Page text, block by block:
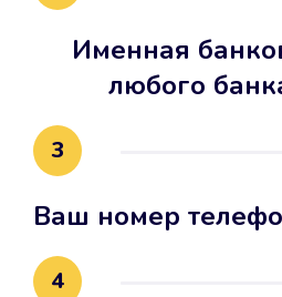
Именная
любого
3
Ваш номер
4